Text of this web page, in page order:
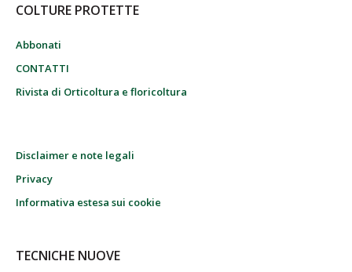
COLTURE PROTETTE
Abbonati
CONTATTI
Rivista di Orticoltura e floricoltura
Disclaimer e note legali
Privacy
Informativa estesa sui cookie
TECNICHE NUOVE